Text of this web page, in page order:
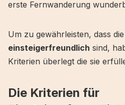
erste Fernwanderung
Um zu gewährleisten, dass die
einsteigerfreundlich sind,
Kriterien überlegt die sie
Die Kriterien für